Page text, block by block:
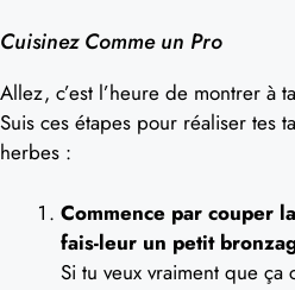
Cuisinez Comme un Pro
Allez, c’est l’heure de montrer à
Suis ces étapes pour réaliser tes
herbes :
Commence par couper
fais-leur un petit
Si tu veux vraiment que